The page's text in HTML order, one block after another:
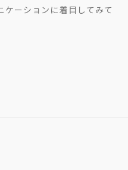
ーションに着目してみて